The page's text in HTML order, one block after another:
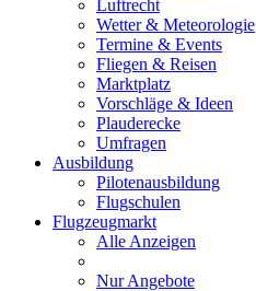
Luftrecht
Wetter & Meteorologie
Termine & Events
Fliegen & Reisen
Marktplatz
Vorschläge & Ideen
Plauderecke
Umfragen
Ausbildung
Pilotenausbildung
Flugschulen
Flugzeugmarkt
Alle Anzeigen
Nur Angebote